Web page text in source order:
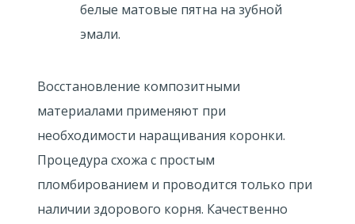
белые матовые пятна на зубной
эмали.
Восстановление композитными
материалами применяют при
необходимости наращивания коронки.
Процедура схожа с простым
пломбированием и проводится только при
наличии здорового корня. Качественно